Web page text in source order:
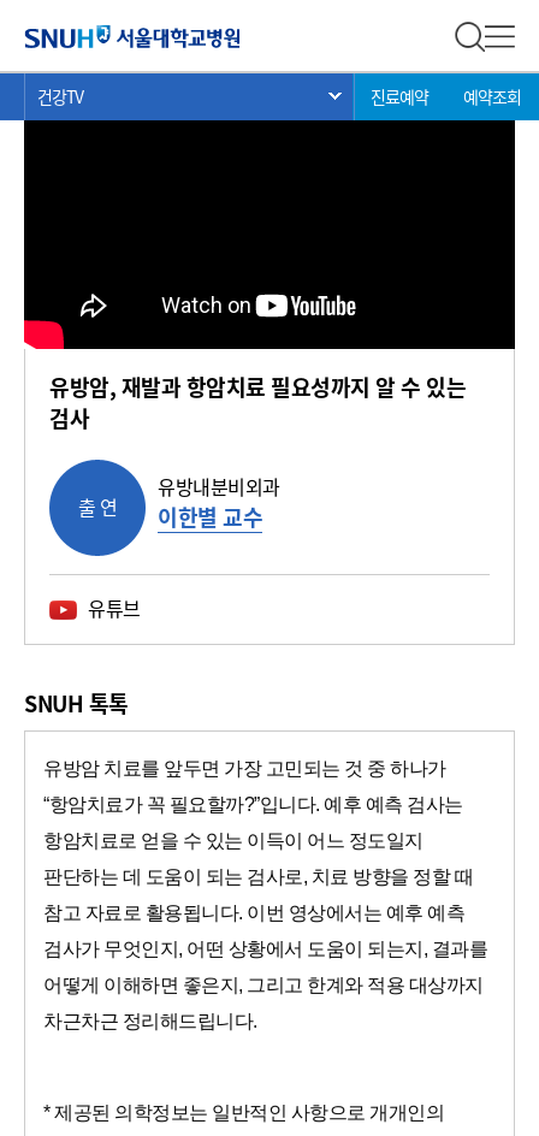
전체 검
현
재
건강TV 서브 메뉴 목록 열기
진료예약 예약조회
건강 TV
유방암, 재발과 항암치료 필요성까지 알 수 있는
검사
출 연
유방내분비외과
이한별 교수
유튜브
SNUH 톡톡
유방암 치료를 앞두면 가장 고민되는 것 중 하나가
“항암치료가 꼭 필요할까?”입니다. 예후 예측 검사는
항암치료로 얻을 수 있는 이득이 어느 정도일지
판단하는 데 도움이 되는 검사로, 치료 방향을 정할 때
참고 자료로 활용됩니다. 이번 영상에서는 예후 예측
검사가 무엇인지, 어떤 상황에서 도움이 되는지, 결과를
어떻게 이해하면 좋은지, 그리고 한계와 적용 대상까지
차근차근 정리해드립니다.
* 제공된 의학정보는 일반적인 사항으로 개개인의